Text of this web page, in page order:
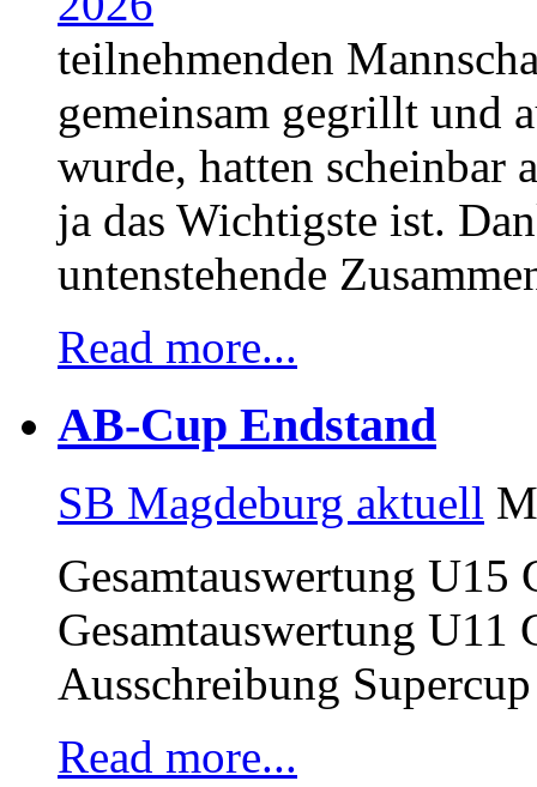
teilnehmenden
gemeinsam gegrillt und
wurde, hatten scheinbar
ja das Wichtigste ist.
untenstehende
Read more...
AB-Cup Endstand
SB Magdeburg aktuell
Gesamtauswertung U15
Gesamtauswertung U11
Ausschreibung
Read more...